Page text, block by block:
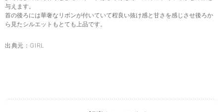
与えます。
首の後ろには華奢なリボンが付いていて程良い抜け感と甘さを感じさせ後ろか
ら見たシルエットもとても上品です。
出典元： GIRL